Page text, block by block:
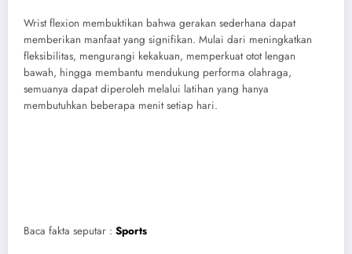
Wrist flexion membuktikan bahwa gerakan sederhana dapat
memberikan manfaat yang signifikan. Mulai dari meningkatkan
fleksibilitas, mengurangi kekakuan, memperkuat otot lengan
bawah, hingga membantu mendukung performa olahraga,
semuanya dapat diperoleh melalui latihan yang hanya
membutuhkan beberapa menit setiap hari.
Baca fakta seputar : Sports